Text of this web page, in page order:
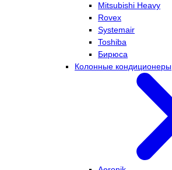
Mitsubishi Heavy
Rovex
Systemair
Toshiba
Бирюса
Колонные кондиционеры